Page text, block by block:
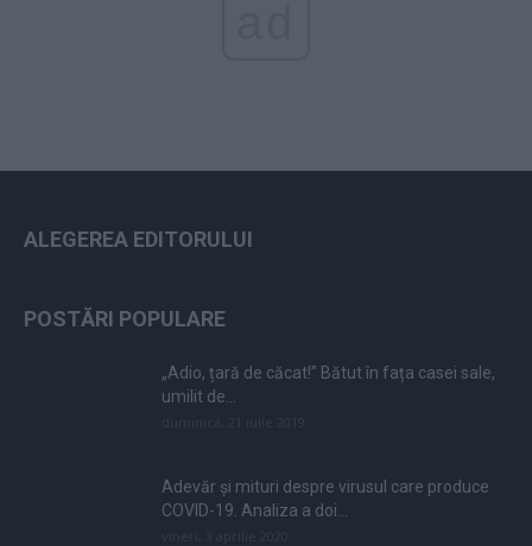
ALEGEREA EDITORULUI
POSTĂRI POPULARE
„Adio, țară de căcat!” Bătut în fața casei sale,
umilit de...
Adevăr și mituri despre virusul care produce
COVID-19. Analiza a doi...